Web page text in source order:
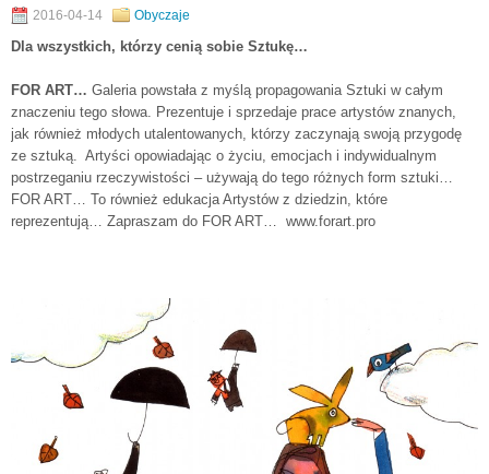
2016-04-14 Obyczaje
Dla wszystkich, którzy cenią sobie Sztukę…
FOR ART… Galeria powstała z myślą propagowania Sztuki w całym
znaczeniu tego słowa. Prezentuje i sprzedaje prace artystów znanych,
jak również młodych utalentowanych, którzy zaczynają swoją przygodę
ze sztuką. Artyści opowiadając o życiu, emocjach i indywidualnym
postrzeganiu rzeczywistości – używają do tego różnych form sztuki…
FOR ART… To również edukacja Artystów z dziedzin, które
reprezentują… Zapraszam do FOR ART… www.forart.pro